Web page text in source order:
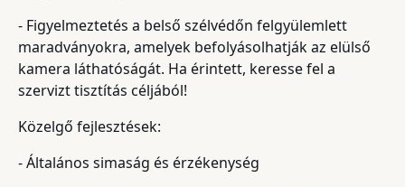
- Figyelmeztetés a belső szélvédőn felgyülemlett
maradványokra, amelyek befolyásolhatják az elülső
kamera láthatóságát. Ha érintett, keresse fel a
szervizt tisztítás céljából!
Közelgő fejlesztések:
- Általános simaság és érzékenység